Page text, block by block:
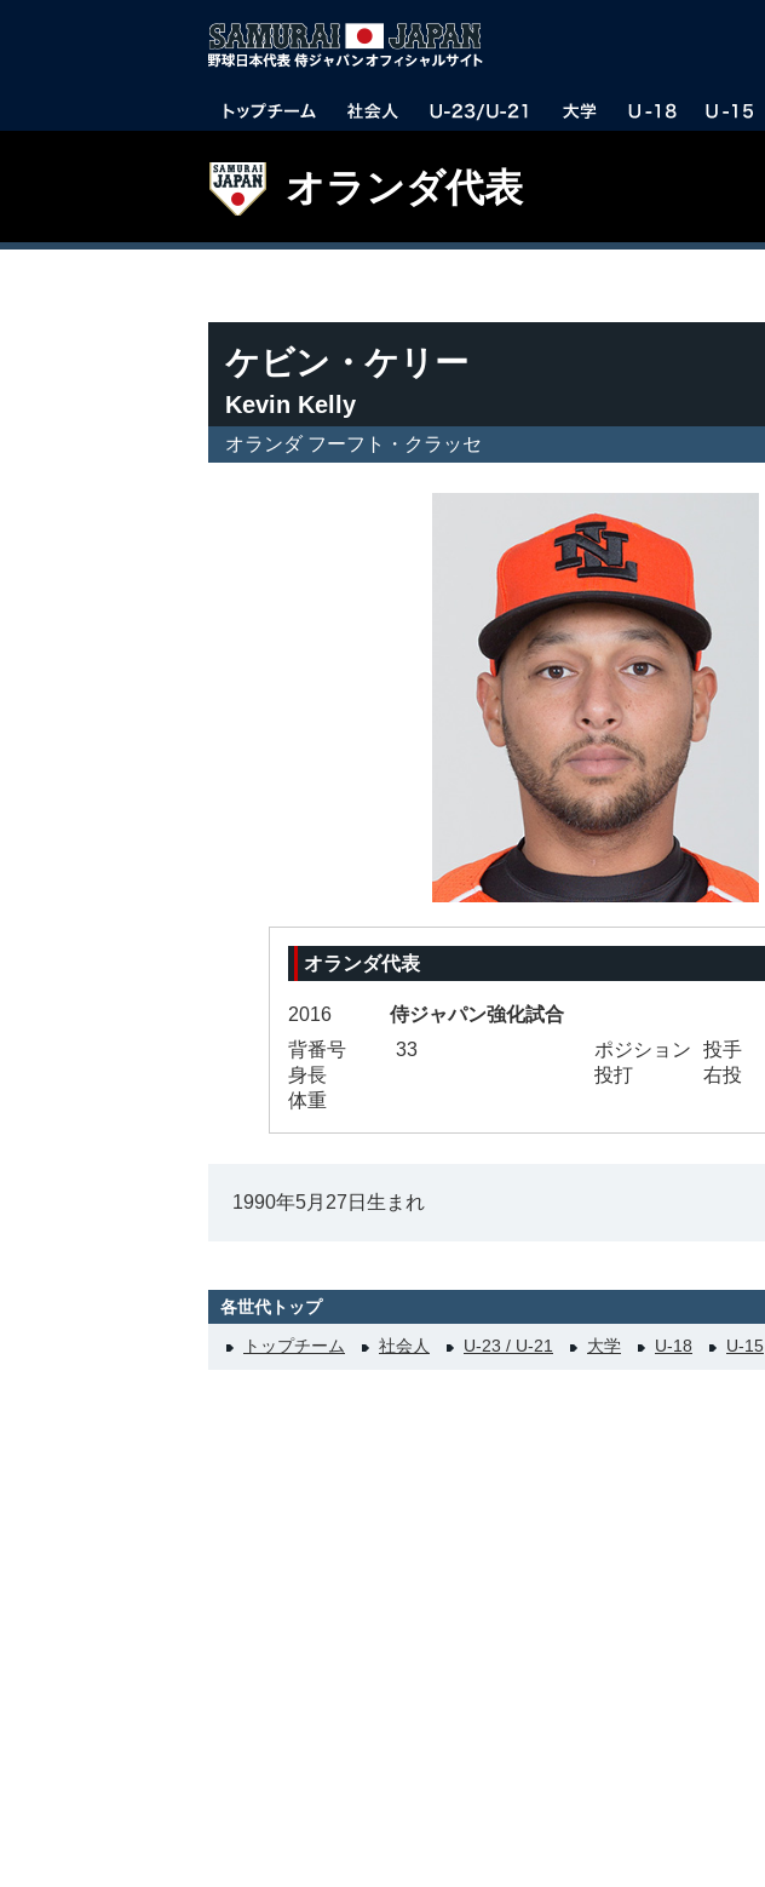
オランダ代表
ケビン・ケリー
Kevin Kelly
オランダ フーフト・クラッセ
オランダ代表
2016
侍ジャパン強化試合
背番号
33 ポジション
投手
身長
投打
右投
体重
1990年5月27日生まれ
各世代トップ
トップチーム
社会人 U-23 / U-21 大学 U-18 U-15